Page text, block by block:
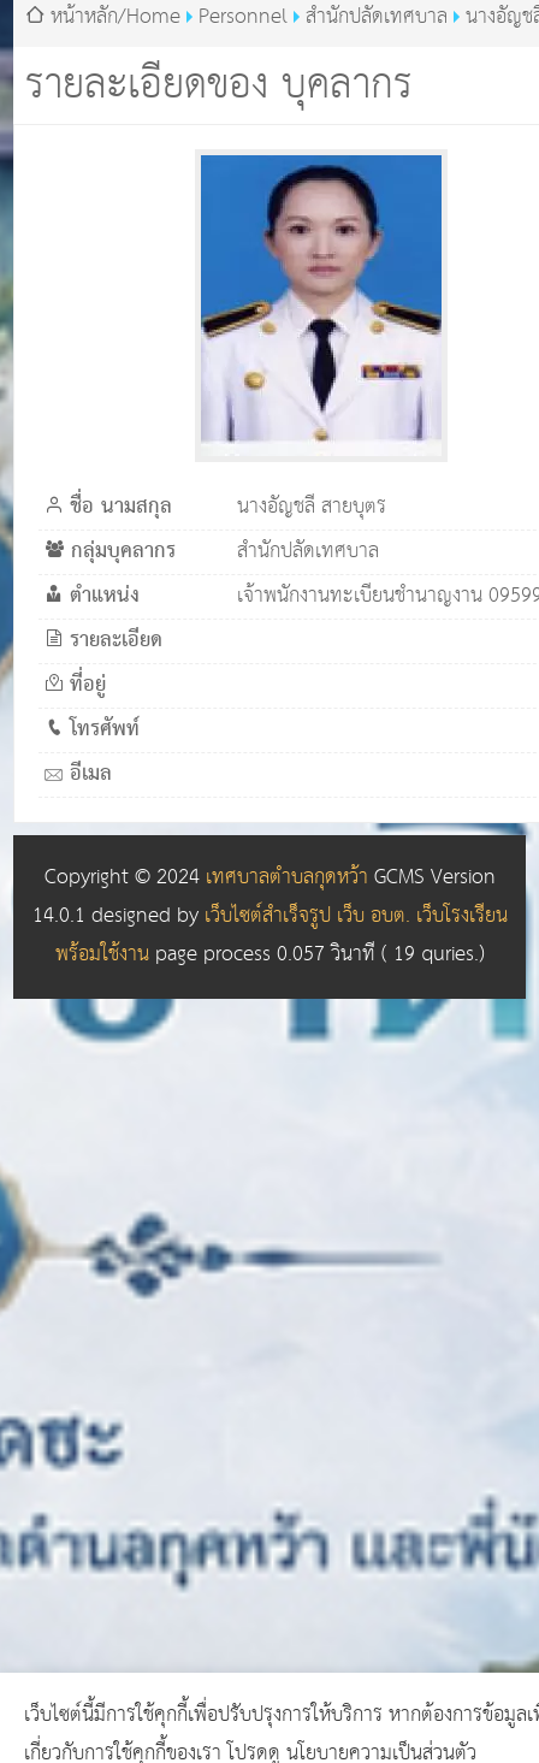
รายละเอียดของ บุคลากร
หน้าหลัก/Home Personnel สำนักปลัดเทศบาล นางอัญ
ชื่อ นามสกุล นางอัญชลี สายบุตร
กลุ่มบุคลากร สำนักปลัดเทศบาล
ตำแหน่ง เจ้าพนักงานทะเบียนชำนาญงาน
รายละเอียด
ที่อยู่
โทรศัพท์
อีเมล
Copyright © 2024เทศบาลตำบลกุดหว้าGCMS Version
14.0.1 designed byเว็บไซต์สำเร็จรูป เว็บ อบต. เว็บโรงเรียน
พร้อมใช้งานpage process0.057วินาที ( 19 quries.)
เว็บไซต์นี้มีการใช้คุกกี้เพื่อปรับปรุงการให้บริการ หากต้องการข้อมูล
เกี่ยวกับการใช้คุกกี้ของเรา โปรดดู นโยบายความเป็นส่วนตัว